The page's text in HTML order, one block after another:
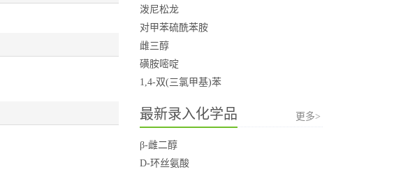
泼尼松龙
对甲苯硫酰苯胺
雌三醇
磺胺嘧啶
1,4-双(三氯甲基)苯
最新录入化学品 更多>
β-雌二醇
D-环丝氨酸